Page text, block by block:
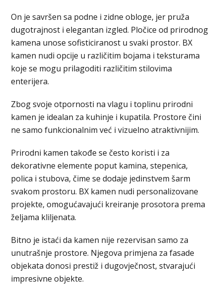
On je savršen sa podne i zidne obloge, jer pruža
dugotrajnost i elegantan izgled. Pločice od prirodnog
kamena unose sofisticiranost u svaki prostor. BX
kamen nudi opcije u različitim bojama i teksturama
koje se mogu prilagoditi različitim stilovima
enterijera.
Zbog svoje otpornosti na vlagu i toplinu prirodni
kamen je idealan za kuhinje i kupatila. Prostore čini
ne samo funkcionalnim već i vizuelno atraktivnijim.
Prirodni kamen takođe se često koristi i za
dekorativne elemente poput kamina, stepenica,
polica i stubova, čime se dodaje jedinstvem šarm
svakom prostoru. BX kamen nudi personalizovane
projekte, omogućavajući kreiranje prosotora prema
željama kliljenata.
Bitno je istaći da kamen nije rezervisan samo za
unutrašnje prostore. Njegova primjena za fasade
objekata donosi prestiž i dugovječnost, stvarajući
impresivne objekte.